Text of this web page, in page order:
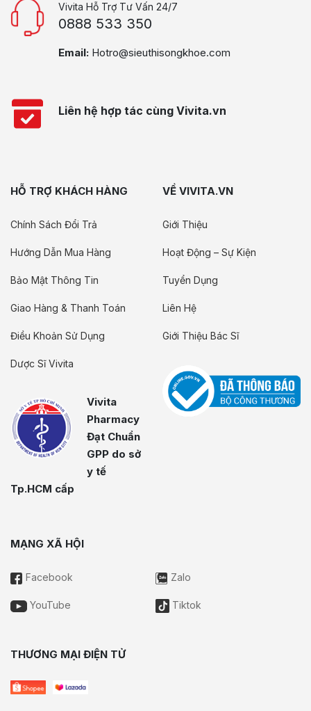
Vivita Hỗ Trợ Tư Vấn 24/7
0888 533 350
Email: Hotro@sieuthisongkhoe.com
Liên hệ hợp tác cùng Vivita.vn
HỖ TRỢ KHÁCH HÀNG
Chính Sách Đổi Trả
Hướng Dẫn Mua Hàng
Bảo Mật Thông Tin
Giao Hàng & Thanh Toán
Điều Khoản Sử Dụng
Dược Sĩ Vivita
Vivita
Pharmacy
Đạt Chuẩn
GPP do sở
y tế
Tp.HCM cấp
VỀ VIVITA.VN
Giới Thiệu
Hoạt Động – Sự Kiện
Tuyển Dụng
Liên Hệ
Giới Thiệu Bác Sĩ
MẠNG XÃ HỘI
Facebook Zalo
YouTube Tiktok
THƯƠNG MẠI ĐIỆN TỬ